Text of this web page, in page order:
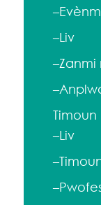
–Liv
–Zanmi
Timoun
–Liv